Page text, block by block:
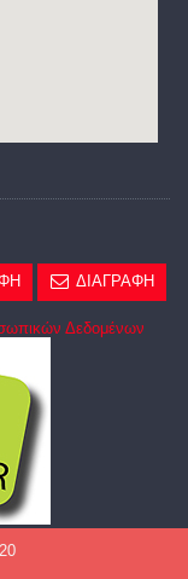
ΔΙΑΓΡΑΦΗ
Δεδομένων